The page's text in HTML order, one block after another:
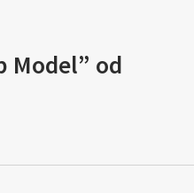
Model” od